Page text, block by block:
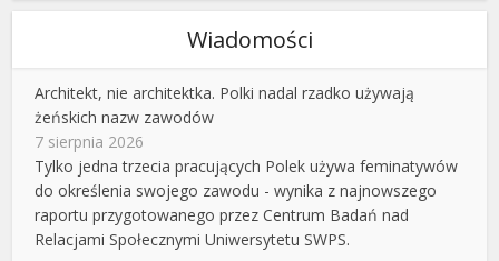
Wiadomości
Architekt, nie architektka. Polki nadal rzadko używają
żeńskich nazw zawodów
7 sierpnia 2026
Tylko jedna trzecia pracujących Polek używa feminatywów
do określenia swojego zawodu - wynika z najnowszego
raportu przygotowanego przez Centrum Badań nad
Relacjami Społecznymi Uniwersytetu SWPS.